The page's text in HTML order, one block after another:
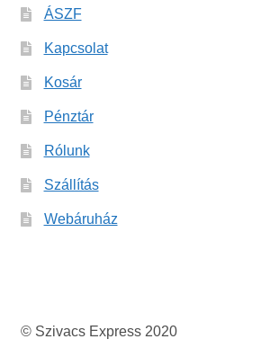
ÁSZF
Kapcsolat
Kosár
Pénztár
Rólunk
Szállítás
Webáruház
© Szivacs Express 2020